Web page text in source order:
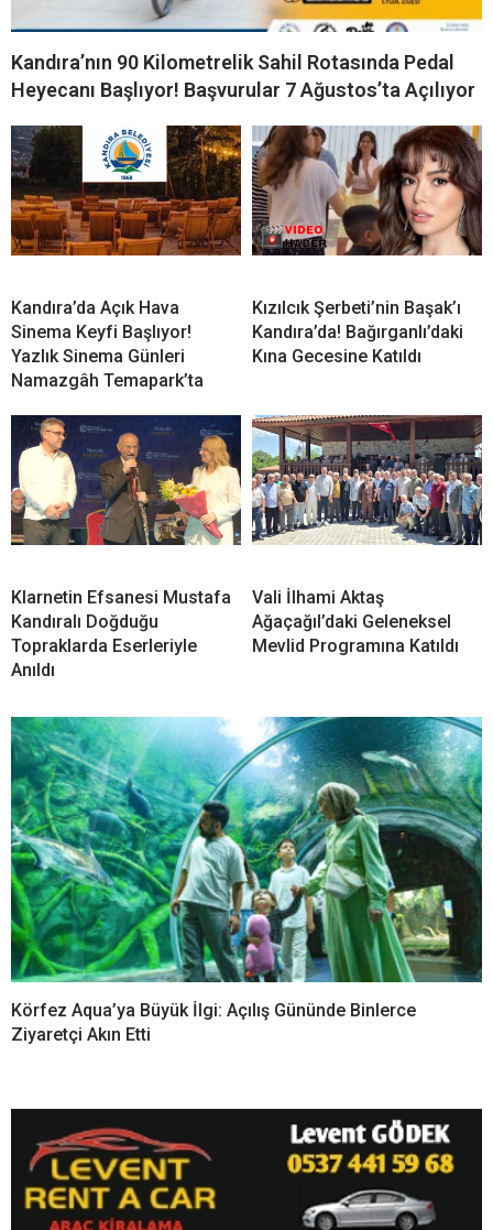
Kandıra’nın 90 Kilometrelik Sahil Rotasında Pedal
Heyecanı Başlıyor! Başvurular 7 Ağustos’ta Açılıyor
Kandıra’da Açık Hava
Sinema Keyfi Başlıyor!
Yazlık Sinema Günleri
Namazgâh Temapark’ta
Kızılcık Şerbeti’nin Başak’ı
Kandıra’da! Bağırganlı’daki
Kına Gecesine Katıldı
Klarnetin Efsanesi Mustafa
Kandıralı Doğduğu
Topraklarda Eserleriyle
Anıldı
Vali İlhami Aktaş
Ağaçağıl’daki Geleneksel
Mevlid Programına Katıldı
Körfez Aqua’ya Büyük İlgi: Açılış Gününde Binlerce
Ziyaretçi Akın Etti